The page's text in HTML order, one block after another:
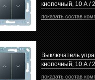
кнопочный, 10 А /
показать состав
Выключатель
кнопочный, 10 А /
показать состав